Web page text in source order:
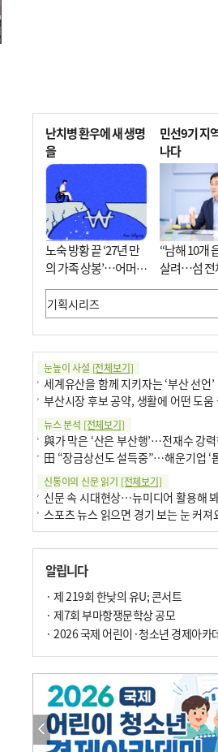
난치병 환우에 새 생명
을
노숙 방황 끝 ‘27년 만
의 가족 상봉’…어머니
와 행복 꿈꿔
민선9기 지
나다
“남해 10개
살려…섬 전
원으로 조성”
눈높이 사설 [전체보기]
세계유산을 함께 지키자는 ‘부산 선언’
부산시장 후보 공약, 생활에 어떤 도움
뉴스 분석 [전체보기]
신통이의 신문 읽기 [전체보기]
신문 속 시대현상…뉴미디어 활용해
스포츠 뉴스 읽으면 경기 보는 눈 커져
팩트체크[전체보기]
의령 한우산 털중나리
한 손 뉴스[전체보기]
알립니다
· 제 219회 한낮의 유U; 콘서트
· 제7회 부마항쟁문학상 공모
· 2026 국제 어린이·청소년 경제아카